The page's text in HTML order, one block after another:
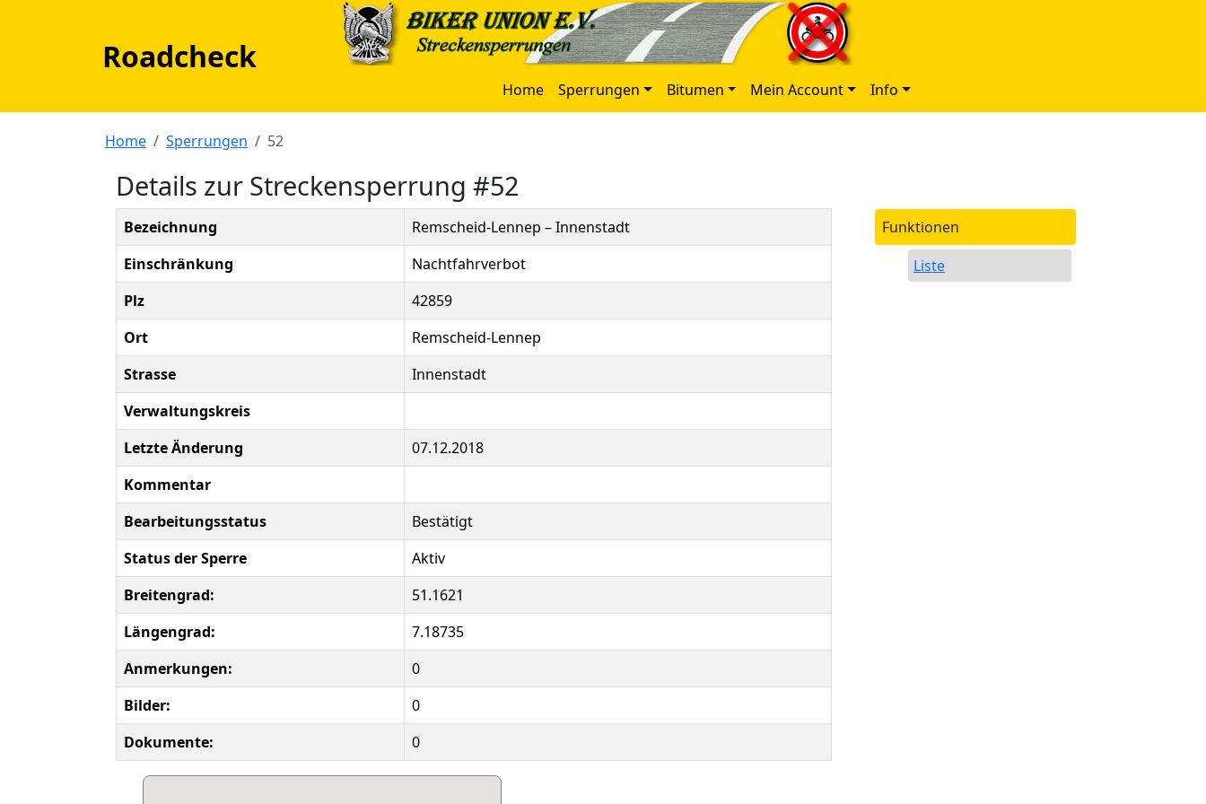
Roadcheck
Home Sperrungen Bitumen Mein Account Info
Home Sperrungen 52
Details zur Streckensperrung #52
Bezeichnung
Remscheid-Lennep – Innenstadt
Einschränkung
Nachtfahrverbot
Plz
42859
Ort
Remscheid-Lennep
Strasse
Innenstadt
Verwaltungskreis
Letzte Änderung
07.12.2018
Kommentar
Bearbeitungsstatus
Bestätigt
Status der Sperre
Aktiv
Breitengrad:
51.1621
Längengrad:
7.18735
Anmerkungen:
0
Bilder:
0
Dokumente:
0
Funktionen
Liste